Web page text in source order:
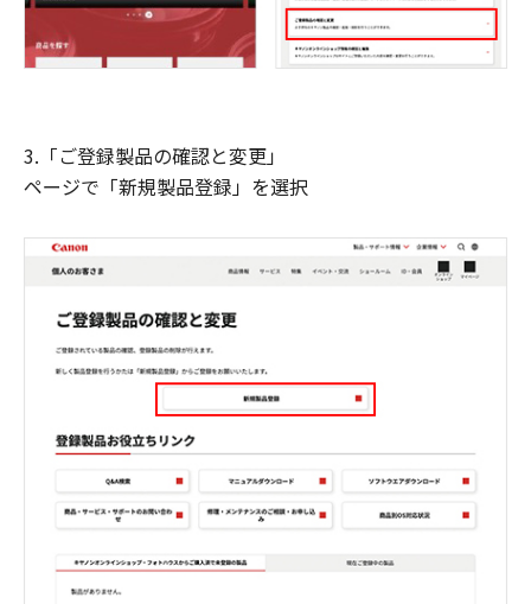
3.「ご登録製品の確認と変更」
ページで「新規製品登録」を選択